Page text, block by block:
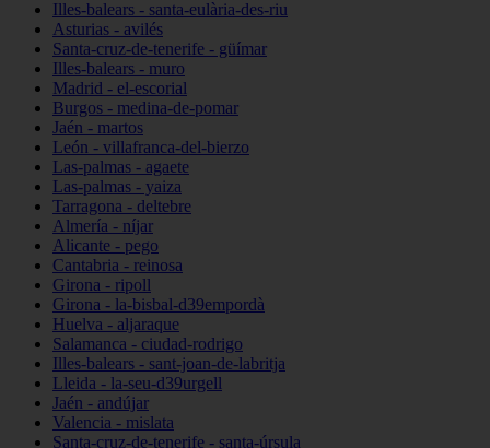
Illes-balears - santa-eulària-des-riu
Asturias - avilés
Santa-cruz-de-tenerife - güímar
Illes-balears - muro
Madrid - el-escorial
Burgos - medina-de-pomar
Jaén - martos
León - villafranca-del-bierzo
Las-palmas - agaete
Las-palmas - yaiza
Tarragona - deltebre
Almería - níjar
Alicante - pego
Cantabria - reinosa
Girona - ripoll
Girona - la-bisbal-d39empordà
Huelva - aljaraque
Salamanca - ciudad-rodrigo
Illes-balears - sant-joan-de-labritja
Lleida - la-seu-d39urgell
Jaén - andújar
Valencia - mislata
Santa-cruz-de-tenerife - santa-úrsula